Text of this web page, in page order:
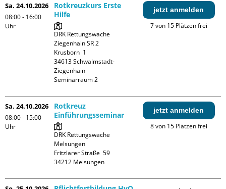
Sa. 24.10.2026
08:00 - 16:00
Uhr
Rotkreuzkurs Erste
Hilfe
DRK Rettungswache
Ziegenhain SR 2
Krusborn  1
34613 Schwalmstadt-
Ziegenhain
Seminarraum 2
jetzt anmelden
7 von 15 Plätzen frei
Sa. 24.10.2026
08:00 - 15:00
Uhr
Rotkreuz
Einführungsseminar
DRK Rettungswache
Melsungen
Fritzlarer Straße  59
jetzt anmelden
8 von 15 Plätzen frei